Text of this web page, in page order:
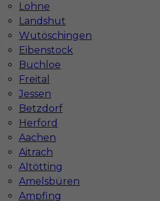
Lohne
Landshut
Wutöschingen
Eibenstock
Buchloe
Freital
Jessen
Betzdorf
Herford
Aachen
Aitrach
Altötting
Amelsbüren
Ampfing
Stawka 14 - 16 € / h
Praca - murarz w Niemczech
Kategoria Prace budowlane